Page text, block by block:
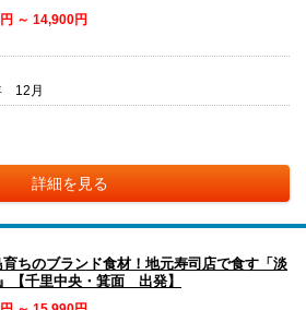
～ 14,900円
12月
詳細を見る
育ちのブランド食材！地元寿司店で食す「淡
【千里中央・箕面 出発】